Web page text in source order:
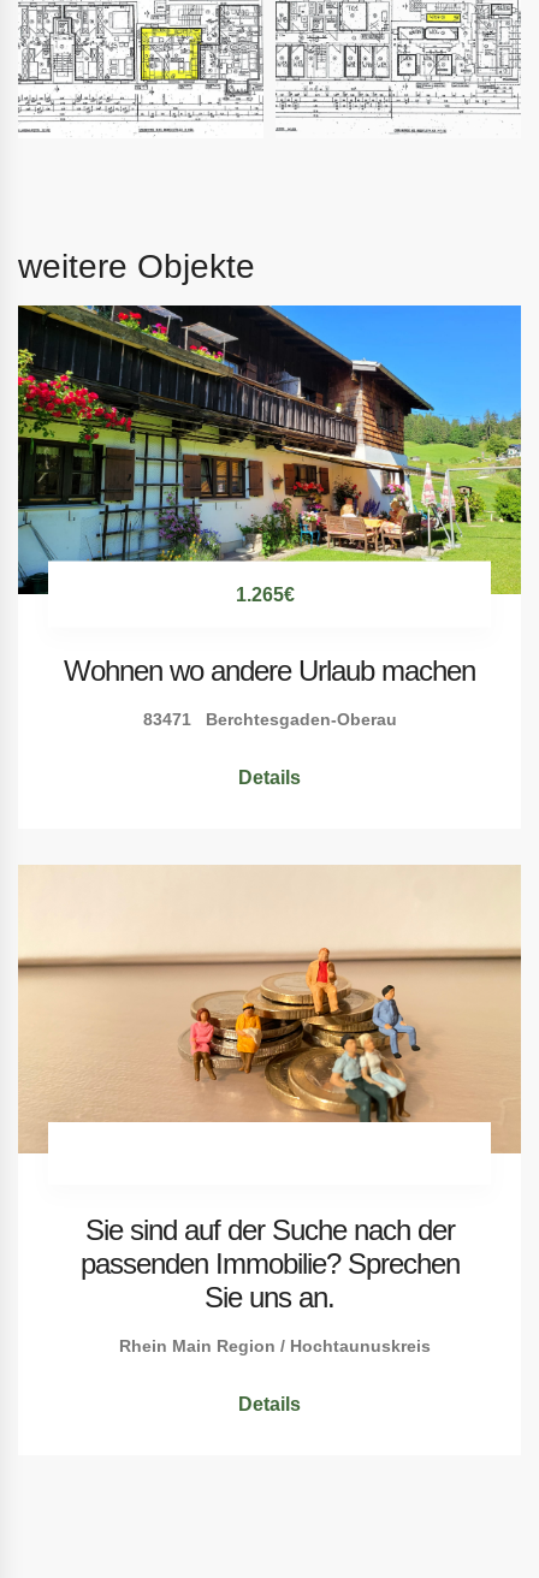
weitere Objekte
1.265€
Wohnen wo andere Urlaub machen
83471 Berchtesgaden-Oberau
Details
Sie sind auf der Suche nach der
passenden Immobilie? Sprechen
Sie uns an.
Rhein Main Region / Hochtaunuskreis
Details